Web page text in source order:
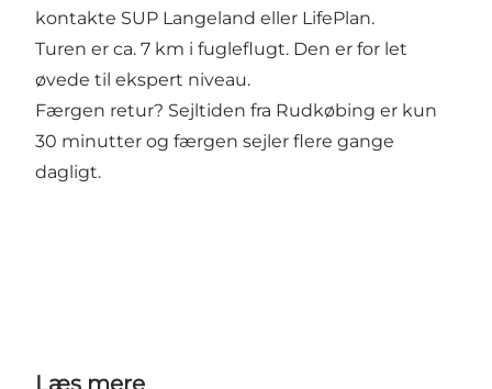
kontakte SUP Langeland eller LifePlan.
Turen er ca. 7 km i fugleflugt. Den er for let
øvede til ekspert niveau.
Færgen retur? Sejltiden fra Rudkøbing er kun
30 minutter og færgen sejler flere gange
dagligt.
Læs mere